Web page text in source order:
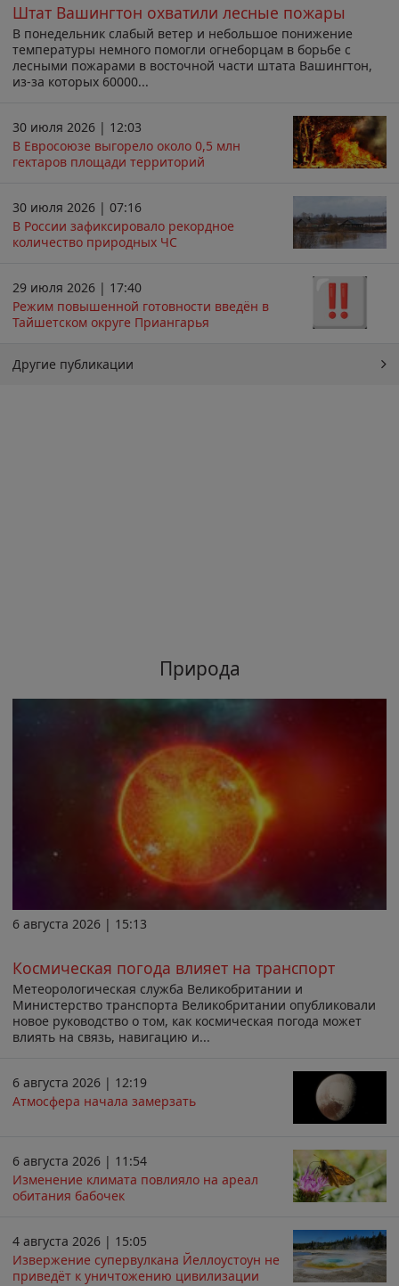
Штат Вашингтон охватили лесные пожары
В понедельник слабый ветер и небольшое понижение
температуры немного помогли огнеборцам в борьбе с
лесными пожарами в восточной части штата Вашингтон,
из-за которых 60000...
30 июля 2026 | 12:03
В Евросоюзе выгорело около 0,5 млн
гектаров площади территорий
30 июля 2026 | 07:16
В России зафиксировало рекордное
количество природных ЧС
29 июля 2026 | 17:40
Режим повышенной готовности введён в
Тайшетском округе Приангарья
Другие публикации
Природа
6 августа 2026 | 15:13
Космическая погода влияет на транспорт
Метеорологическая служба Великобритании и
Министерство транспорта Великобритании опубликовали
новое руководство о том, как космическая погода может
влиять на связь, навигацию и...
6 августа 2026 | 12:19
Атмосфера начала замерзать
6 августа 2026 | 11:54
Изменение климата повлияло на ареал
обитания бабочек
4 августа 2026 | 15:05
Извержение супервулкана Йеллоустоун не
приведёт к уничтожению цивилизации